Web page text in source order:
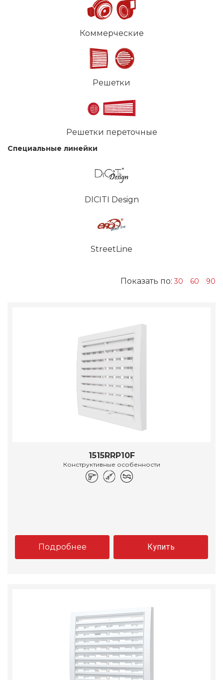
Коммерческие
Решетки
Решетки переточные
Специальные линейки
DICITI Design
StreetLine
Показать по:30 60 90
1515RRP10F
Конструктивные особенности
Подробнее Купить